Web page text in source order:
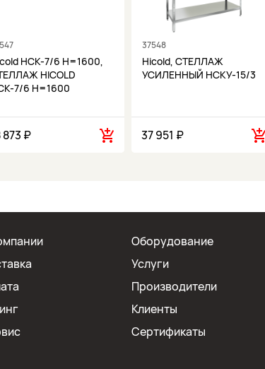
НСК-7/6 Н=1600,
HICOLD
7/6 Н=1600
873 ₽
37548
Hicold, СТЕЛЛАЖ
УСИЛЕННЫЙ НСКУ-15/3
37 951 ₽
Оборудование
Услуги
Производители
Клиенты
Сертификаты